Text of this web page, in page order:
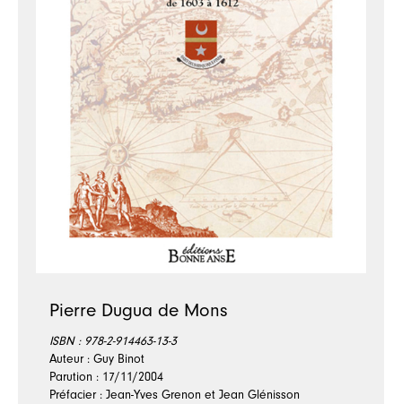
Pierre Dugua de Mons
ISBN : 978-2-914463-13-3
Auteur : Guy Binot
Parution : 17/11/2004
Préfacier : Jean-Yves Grenon et Jean Glénisson